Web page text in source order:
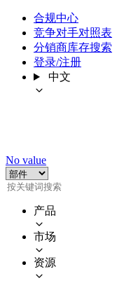
合规中心
竞争对手对照表
分销商库存搜索
登录/注册
中文
No value
产品
市场
资源